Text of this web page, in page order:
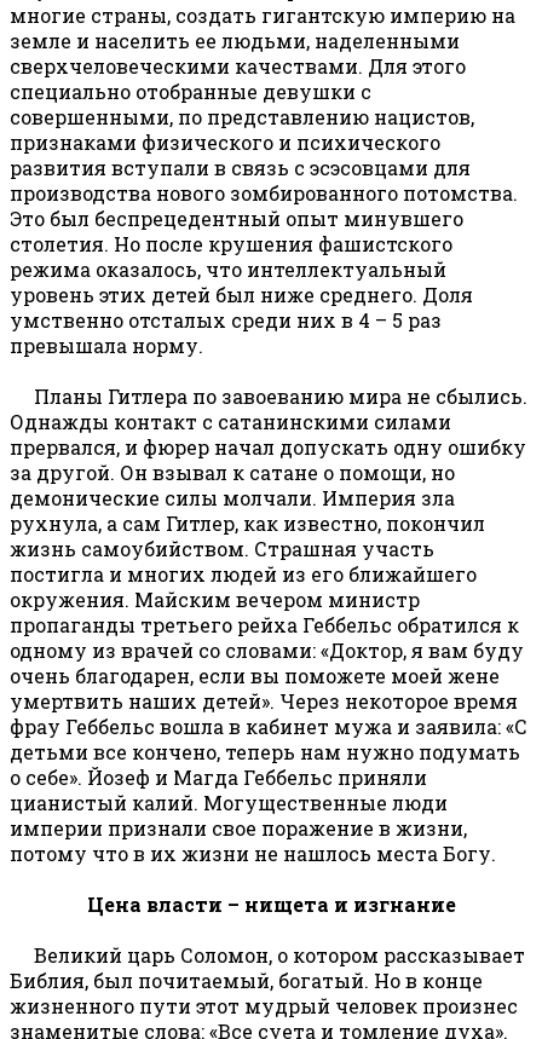
многие страны, создать гигантскую империю на
земле и населить ее людьми, наделенными
сверхчеловеческими качествами. Для этого
специально отобранные девушки с
совершенными, по представлению нацистов,
признаками физического и психического
развития вступали в связь с эсэсовцами для
производства нового зомбированного потомства.
Это был беспрецедентный опыт минувшего
столетия. Но после крушения фашистского
режима оказалось, что интеллектуальный
уровень этих детей был ниже среднего. Доля
умственно отсталых среди них в 4 – 5 раз
превышала норму.
Планы Гитлера по завоеванию мира не сбылись.
Однажды контакт с сатанинскими силами
прервался, и фюрер начал допускать одну ошибку
за другой. Он взывал к сатане о помощи, но
демонические силы молчали. Империя зла
рухнула, а сам Гитлер, как известно, покончил
жизнь самоубийством. Страшная участь
постигла и многих людей из его ближайшего
окружения. Майским вечером министр
пропаганды третьего рейха Геббельс обратился к
одному из врачей со словами: «Доктор, я вам буду
очень благодарен, если вы поможете моей жене
умертвить наших детей». Через некоторое время
фрау Геббельс вошла в кабинет мужа и заявила: «С
детьми все кончено, теперь нам нужно подумать
о себе». Йозеф и Магда Геббельс приняли
цианистый калий. Могущественные люди
империи признали свое поражение в жизни,
потому что в их жизни не нашлось места Богу.
Цена власти – нищета и изгнание
Великий царь Соломон, о котором рассказывает
Библия, был почитаемый, богатый. Но в конце
жизненного пути этот мудрый человек произнес
знаменитые слова: «Все суета и томление духа».